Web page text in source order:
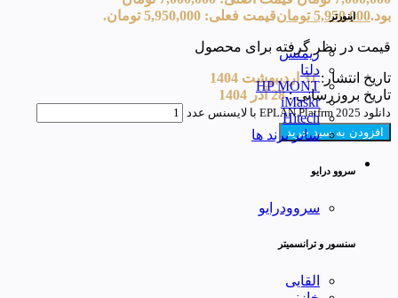
اینورتر
زیمنس
دلتا
HP MONT
iMaskr
Hitech
سایر برند ها
سروو درایو
سروودرایو
سنسور و ترانسمیتر
القایی
بود.5,950,000 تومانقیمت فعلی: 5,950,000 تومان.
قیمت در نظر گرفته برای محصول
تاریخ انتشار:31 اردیبهشت 1404
تاریخ بروزرسانی :28 آذر 1404
دانلود EPLAN Platfrm 2025 با لایسنس عدد
افزودن به سبد خرید